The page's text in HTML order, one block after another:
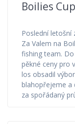
Boilies
Poslední letošní
Za Valem na
fishing team.
pěkné ceny pro
los obsadil
blahopřejeme a
za spořádaný